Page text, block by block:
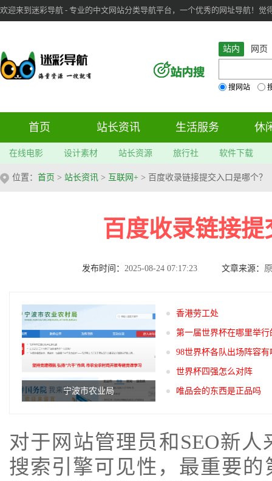
欢迎来到迷彩导航 - 专业的中文网站分类导航平台，一个优秀的网址导航！觉
站内 网页
搜网站
首页 站长资讯 生活服务 休
在线电影 设计素材 站长资源 旅行社 软件下载
位置： 首页 > 站长资讯 > 互联网+ > 百度收录链接提交入口是哪个？
百度收录链接
发布时间： 2025-08-24 07:17:23 文章来源：
宁波市农业局
香港劳工处
第一届世界杯在哪里举行
98世界杯各队出场阵容有
世界杯四强怎么对阵
唯品会的东西是正品吗
对于网站管理员和SEO新
搜索引擎可见性，最重要